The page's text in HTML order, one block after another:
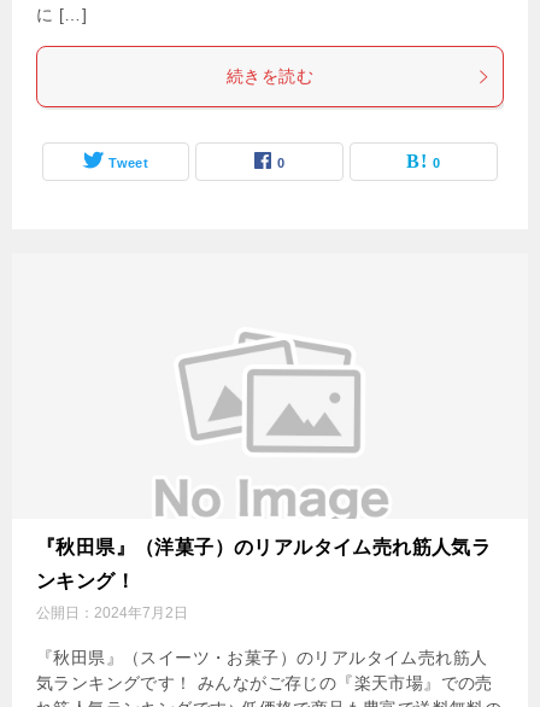
に […]
続きを読む
Tweet 0 0
『秋田県』（洋菓子）のリアルタイム売れ筋人気ラ
ンキング！
公開日： 2024年7月2日
『秋田県』（スイーツ・お菓子）のリアルタイム売れ筋人
気ランキングです！ みんながご存じの『楽天市場』での売